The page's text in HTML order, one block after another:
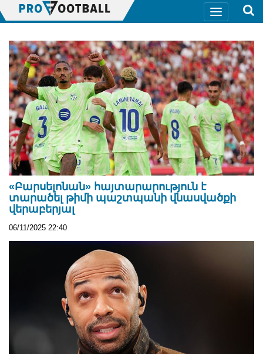
«Բարսելոնան» հայտարարություն է
տարածել թիմի պաշտպանի վնասվածքի
վերաբերյալ
06/11/2025 22:40